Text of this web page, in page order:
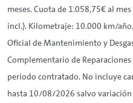
meses. Cuota de 1.058,75€ al
incl.). Kilometraje: 10.000 km/
Oficial de Mantenimiento y
Complementario de
periodo contratado. No incluye
hasta 10/08/2026 salvo